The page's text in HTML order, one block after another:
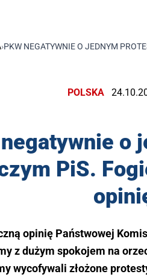
›PKW NEGATYWNIE O JEDNYM
POLSKA
negatywnie o
PiS.
opinię Państwowej
z dużym spokojem na
wycofywali złożone